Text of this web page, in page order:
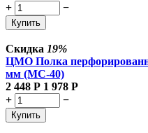
+
−
Купить
Скидка 19%
ЦМО Полка
мм (МС-40)
2 448 Р 1 978 Р
+
−
Купить